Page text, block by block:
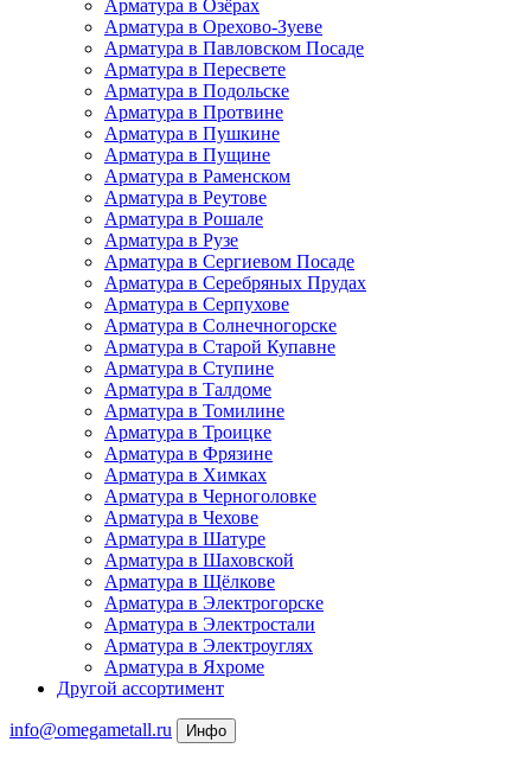
Арматура в Озёрах
Арматура в Орехово-Зуеве
Арматура в Павловском Посаде
Арматура в Пересвете
Арматура в Подольске
Арматура в Протвине
Арматура в Пушкине
Арматура в Пущине
Арматура в Раменском
Арматура в Реутове
Арматура в Рошале
Арматура в Рузе
Арматура в Сергиевом Посаде
Арматура в Серебряных Прудах
Арматура в Серпухове
Арматура в Солнечногорске
Арматура в Старой Купавне
Арматура в Ступине
Арматура в Талдоме
Арматура в Томилине
Арматура в Троицке
Арматура в Фрязине
Арматура в Химках
Арматура в Черноголовке
Арматура в Чехове
Арматура в Шатуре
Арматура в Шаховской
Арматура в Щёлкове
Арматура в Электрогорске
Арматура в Электростали
Арматура в Электроуглях
Арматура в Яхроме
Другой ассортимент
info@omegametall.ru Инфо